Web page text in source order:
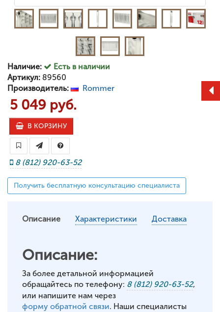
Наличие:
Есть в наличии
Артикул: 89560
Производитель:
Rommer
5 049 руб.
В КОРЗИНУ
8 (812) 920-63-52
Получить бесплатную консультацию специалиста
Описание Характеристики Доставка
Описание:
За более детальной информацией
обращайтесь по телефону: 8 (812) 920-63-52,
или напишите нам через
форму обратной связи. Наши специалисты